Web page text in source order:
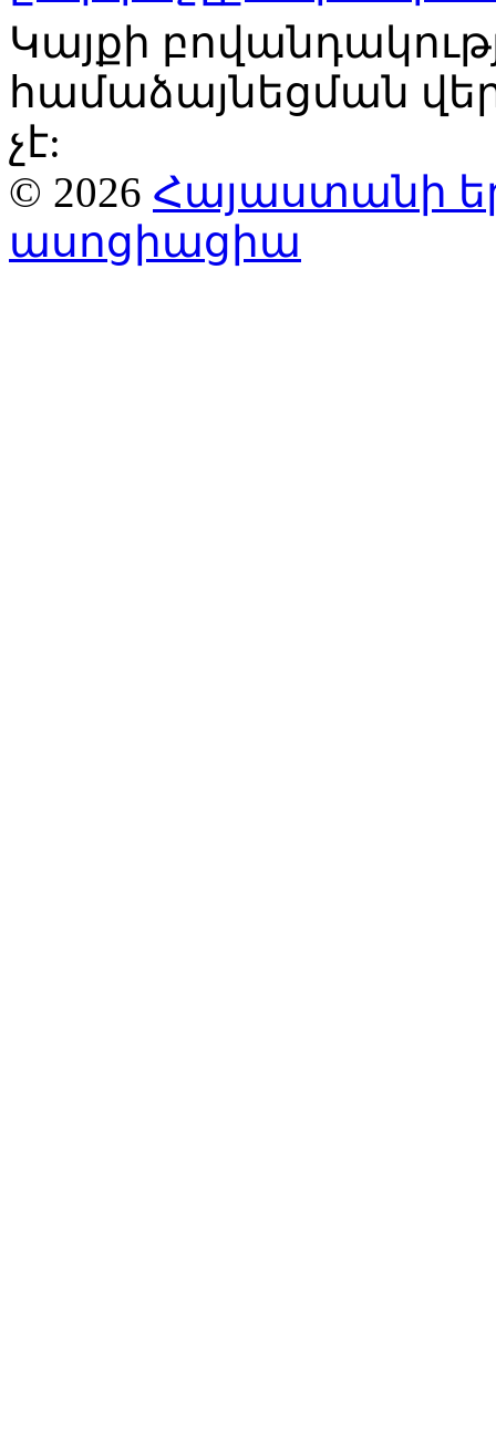
Կայքի
համաձայնեցման
չէ:
© 2026 Հայաստանի
ասոցիացիա